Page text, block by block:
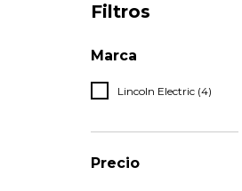
Filtros
Marca
Lincoln Electric (4)
Precio